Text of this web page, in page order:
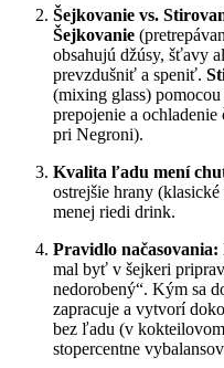
Šejkovanie vs.
Šejkovanie
obsahujú džúsy, šťavy
prevzdušniť a speniť.
(mixing glass)
prepojenie a
pri Negroni).
Kvalita ľadu mení
ostrejšie hrany
menej riedi drink.
Pravidlo načasovania:
mal byť v šejkeri
nedorobený“. Kým sa
zapracuje a vytvorí
bez ľadu (v
stopercentne